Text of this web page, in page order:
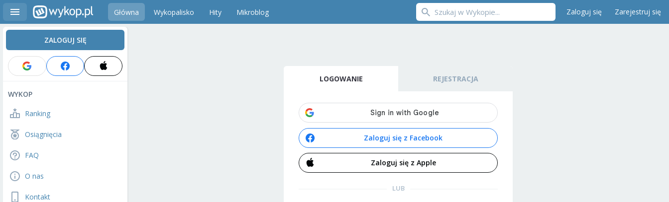
Główna Wykopalisko Hity Mikroblog Zaloguj się Zarejestruj się
ZALOGUJ SIĘ
WYKOP
Ranking
Osiągnięcia
FAQ
O nas
Kontakt
LOGOWANIE REJESTRACJA
Zaloguj się z Facebook
Zaloguj się z Apple
LUB